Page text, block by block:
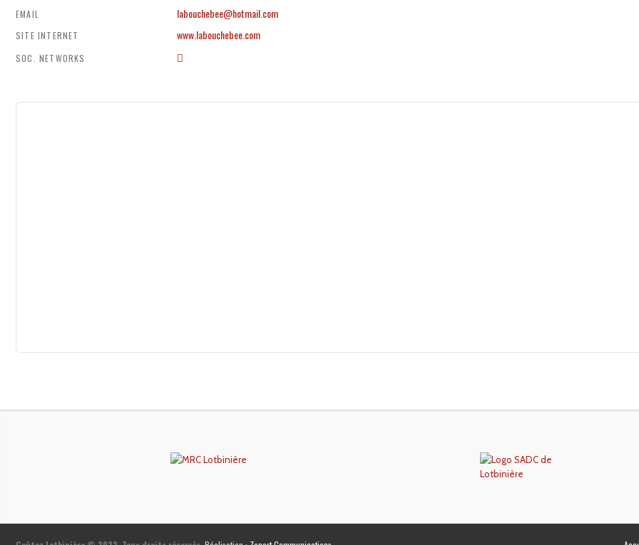
EMAIL labouchebee@hotmail.com
SITE INTERNET www.labouchebee.com
SOC. NETWORKS